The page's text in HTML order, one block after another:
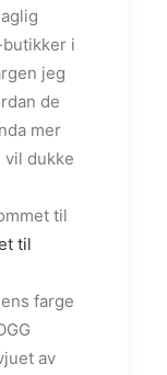
i
jeg
de
mer
vil dukke
til
til
av